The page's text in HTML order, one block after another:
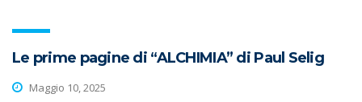
Le prime pagine di “ALCHIMIA” di Paul Selig
Maggio 10, 2025